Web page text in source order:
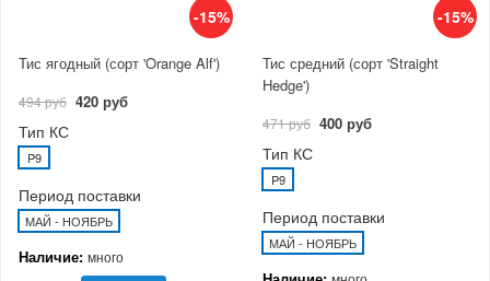
-15%
Тис ягодный (сорт 'Orange Alf')
494 руб 420 руб
Тип КС
P9
Период поставки
МАЙ - НОЯБРЬ
Наличие: много
-15%
Тис средний (сорт 'Straight
Hedge')
471 руб 400 руб
Тип КС
P9
Период поставки
МАЙ - НОЯБРЬ